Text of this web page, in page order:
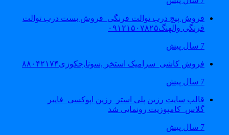
فروش پیچ درب توالت فرنگی_فروش بست درب توالت
فرنگی والهنگ۰۹۱۲۱۵۰۷۸۲۵
فروش کاشی_سرامیک استخر ,سونا,جکوزی۸۸۰۴۲۱۷۴
قالب سایت رزین پلی استر_رزین اپوکسی_فایبر
گلاس_کامپوزیت رونمایی شد